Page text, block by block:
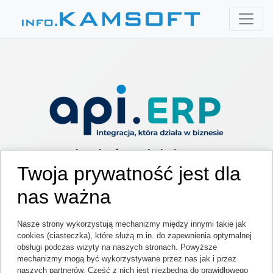
Integracja, która działa
w biznesie
Dedykowana firmom i grupom
kapitałowym korzystającym z systemów
ERP
Zaprojektowana do ułatwienia wymiany
Twoja prywatność jest dla
nas ważna
Nasze strony wykorzystują mechanizmy między innymi takie jak
cookies (ciasteczka), które służą m.in. do zapewnienia optymalnej
obsługi podczas wizyty na naszych stronach. Powyższe
mechanizmy mogą być wykorzystywane przez nas jak i przez
naszych partnerów. Część z nich jest niezbędna do prawidłowego